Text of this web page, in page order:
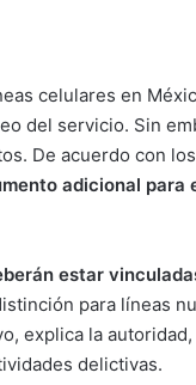
celulares en
del servicio. Sin
De acuerdo con
adicional para
estar
para líneas
explica la
delictivas.